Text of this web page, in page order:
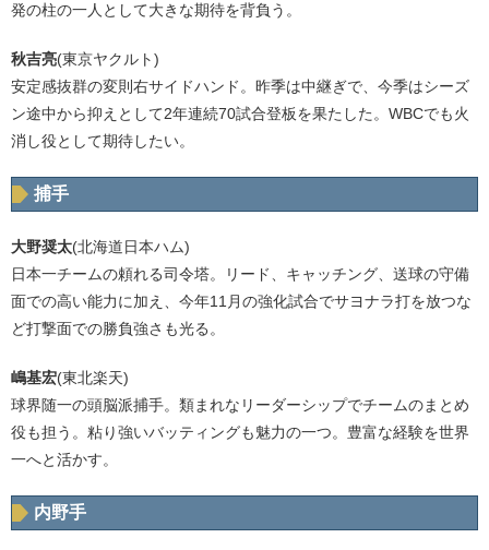
発の柱の一人として大きな期待を背負う。
秋吉亮(東京ヤクルト)
安定感抜群の変則右サイドハンド。昨季は中継ぎで、今季はシーズ
ン途中から抑えとして2年連続70試合登板を果たした。WBCでも火
消し役として期待したい。
捕手
大野奨太(北海道日本ハム)
日本一チームの頼れる司令塔。リード、キャッチング、送球の守備
面での高い能力に加え、今年11月の強化試合でサヨナラ打を放つな
ど打撃面での勝負強さも光る。
嶋基宏(東北楽天)
球界随一の頭脳派捕手。類まれなリーダーシップでチームのまとめ
役も担う。粘り強いバッティングも魅力の一つ。豊富な経験を世界
一へと活かす。
内野手